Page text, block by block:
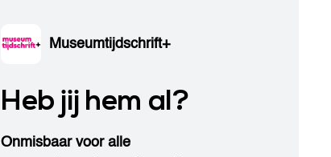
Museumtijdschrift+
Heb jij hem al?
Onmisbaar voor alle